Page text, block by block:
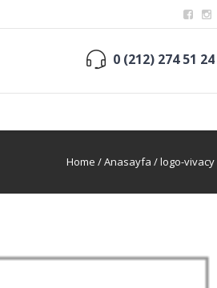
0 (212) 274 51 24
Home /Anasayfa /logo-vivacy